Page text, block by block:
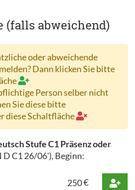
(falls abweichend)
oder abweichende
Dann klicken Sie bitte
Person selber nicht
Sie diese bitte
diese Schaltfläche
Stufe C1 Präsenz oder
D C1 26/06'), Beginn:
250€